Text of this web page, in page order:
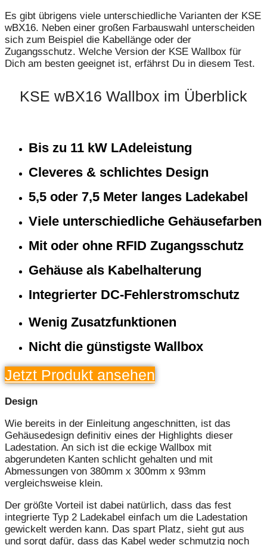
Es gibt übrigens viele unterschiedliche Varianten der KSE
wBX16. Neben einer großen Farbauswahl unterscheiden
sich zum Beispiel die Kabellänge oder der
Zugangsschutz. Welche Version der KSE Wallbox für
Dich am besten geeignet ist, erfährst Du in diesem Test.
KSE wBX16 Wallbox im Überblick
Bis zu 11 kW LAdeleistung
Cleveres & schlichtes Design
5,5 oder 7,5 Meter langes Ladekabel
Viele unterschiedliche Gehäusefarben
Mit oder ohne RFID Zugangsschutz
Gehäuse als Kabelhalterung
Integrierter DC-Fehlerstromschutz
Wenig Zusatzfunktionen
Nicht die günstigste Wallbox
Jetzt Produkt ansehen
Design
Wie bereits in der Einleitung angeschnitten, ist das
Gehäusedesign definitiv eines der Highlights dieser
Ladestation. An sich ist die eckige Wallbox mit
abgerundeten Kanten schlicht gehalten und mit
Abmessungen von 380mm x 300mm x 93mm
vergleichsweise klein.
Der größte Vorteil ist dabei natürlich, dass das fest
integrierte Typ 2 Ladekabel einfach um die Ladestation
gewickelt werden kann. Das spart Platz, sieht gut aus
und sorgt dafür, dass das Kabel weder schmutzig noch